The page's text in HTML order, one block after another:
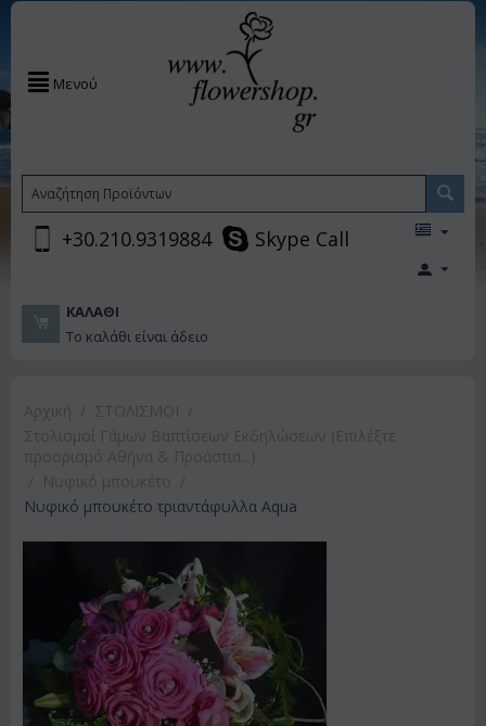
Μενού
+30.210.9319884 Skype Call
ΚΑΛΆΘΙ
Το καλάθι είναι άδειο
Νυφικό μπουκέτο τριαντάφυλλα Aqua